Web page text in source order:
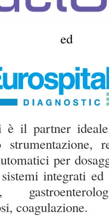
ed
è il partner
per
integrati ed
coagulazione.